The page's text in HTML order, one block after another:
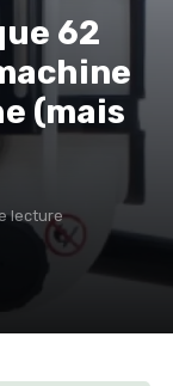
62
(mais
lecture